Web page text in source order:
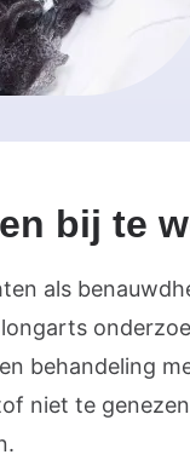
bij te
als
behandeling
niet te